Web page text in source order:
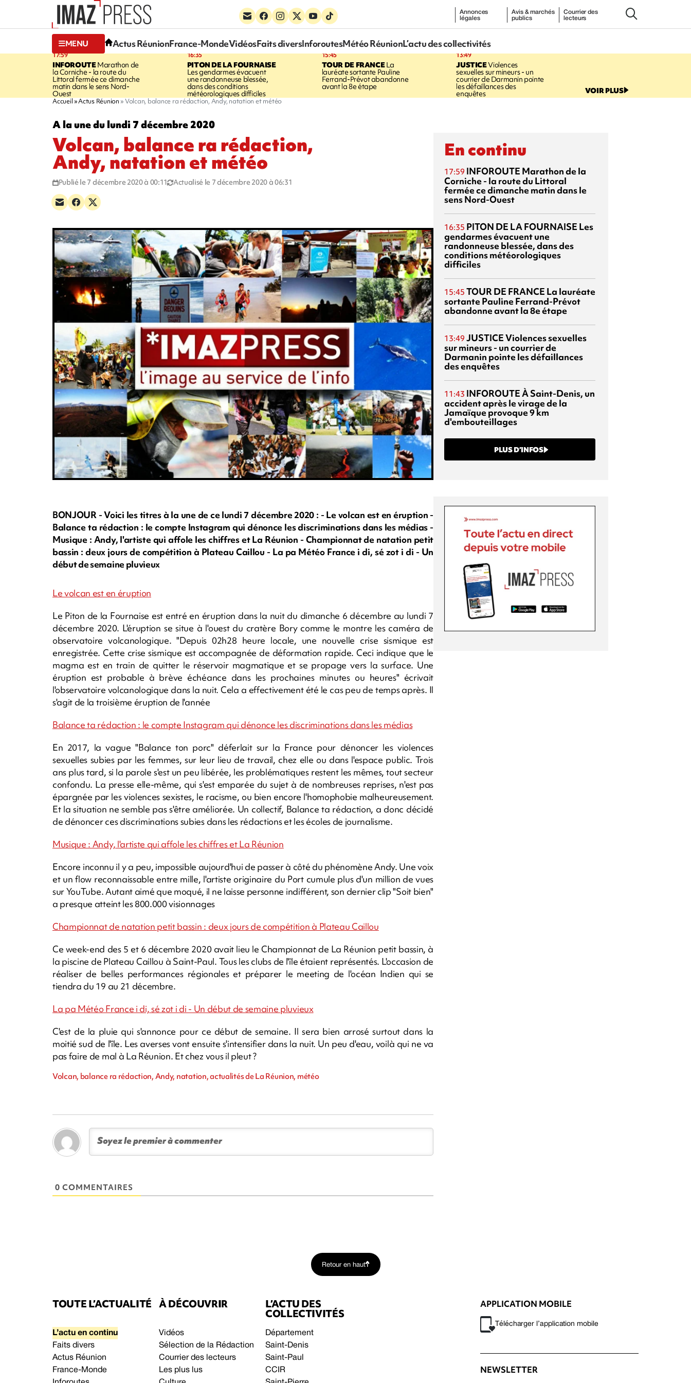
Annonces
légales
Avis & marchés
publics
Courrier des
lecteurs
MENU Actus RéunionFrance-MondeVidéosFaits diversInforoutesMétéo RéunionL’actu des collectivités
17:59
INFOROUTEMarathon de
la Corniche - la route du
Littoral fermée ce dimanche
matin dans le sens Nord-
Ouest
16:35
PITON DE LA FOURNAISE
Les gendarmes évacuent
une randonneuse blessée,
dans des conditions
météorologiques difficiles
15:45
TOUR DE FRANCELa
lauréate sortante Pauline
Ferrand-Prévot abandonne
avant la 8e étape
13:49
JUSTICEViolences
sexuelles sur mineurs - un
courrier de Darmanin pointe
les défaillances des
enquêtes VOIR PLUS
Accueil Actus Réunion Volcan, balance ra rédaction, Andy, natation et météo
A la une du lundi 7 décembre 2020
Volcan, balance ra rédaction,
Andy, natation et météo
Publié le 7 décembre 2020 à 00:11 Actualisé le 7 décembre 2020 à 06:31
BONJOUR - Voici les titres à la une de ce lundi 7 décembre 2020 : - Le volcan est en éruption -
Balance ta rédaction : le compte Instagram qui dénonce les discriminations dans les médias -
Musique : Andy, l'artiste qui affole les chiffres et La Réunion - Championnat de natation petit
bassin : deux jours de compétition à Plateau Caillou - La pa Météo France i di, sé zot i di - Un
début de semaine pluvieux
Le volcan est en éruption
Le Piton de la Fournaise est entré en éruption dans la nuit du dimanche 6 décembre au lundi 7
décembre 2020. L'éruption se situe à l'ouest du cratère Bory comme le montre les caméra de
observatoire volcanologique. "Depuis 02h28 heure locale, une nouvelle crise sismique est
enregistrée. Cette crise sismique est accompagnée de déformation rapide. Ceci indique que le
magma est en train de quitter le réservoir magmatique et se propage vers la surface. Une
éruption est probable à brève échéance dans les prochaines minutes ou heures" écrivait
l'observatoire volcanologique dans la nuit. Cela a effectivement été le cas peu de temps après. Il
s'agit de la troisième éruption de l'année
Balance ta rédaction : le compte Instagram qui dénonce les discriminations dans les médias
En 2017, la vague "Balance ton porc" déferlait sur la France pour dénoncer les violences
sexuelles subies par les femmes, sur leur lieu de travail, chez elle ou dans l'espace public. Trois
ans plus tard, si la parole s'est un peu libérée, les problématiques restent les mêmes, tout secteur
confondu. La presse elle-même, qui s'est emparée du sujet à de nombreuses reprises, n'est pas
épargnée par les violences sexistes, le racisme, ou bien encore l'homophobie malheureusement.
Et la situation ne semble pas s'être améliorée. Un collectif, Balance ta rédaction, a donc décidé
de dénoncer ces discriminations subies dans les rédactions et les écoles de journalisme.
Musique : Andy, l'artiste qui affole les chiffres et La Réunion
Encore inconnu il y a peu, impossible aujourd'hui de passer à côté du phénomène Andy. Une voix
et un flow reconnaissable entre mille, l'artiste originaire du Port cumule plus d'un million de vues
sur YouTube. Autant aimé que moqué, il ne laisse personne indifférent, son dernier clip "Soit bien"
a presque atteint les 800.000 visionnages
Championnat de natation petit bassin : deux jours de compétition à Plateau Caillou
Ce week-end des 5 et 6 décembre 2020 avait lieu le Championnat de La Réunion petit bassin, à
la piscine de Plateau Caillou à Saint-Paul. Tous les clubs de l'île étaient représentés. L'occasion de
réaliser de belles performances régionales et préparer le meeting de l'océan Indien qui se
tiendra du 19 au 21 décembre.
La pa Météo France i di, sé zot i di - Un début de semaine pluvieux
C'est de la pluie qui s'annonce pour ce début de semaine. Il sera bien arrosé surtout dans la
moitié sud de l'île. Les averses vont ensuite s'intensifier dans la nuit. Un peu d'eau, voilà qui ne va
pas faire de mal à La Réunion. Et chez vous il pleut ?
Volcan, balance ra rédaction, Andy, natation, actualités de La Réunion, météo
0 COMMENTAIRES
En continu
17:59 INFOROUTE Marathon de la
Corniche - la route du Littoral
fermée ce dimanche matin dans le
sens Nord-Ouest
16:35 PITON DE LA FOURNAISE Les
gendarmes évacuent une
randonneuse blessée, dans des
conditions météorologiques
difficiles
15:45 TOUR DE FRANCE La lauréate
sortante Pauline Ferrand-Prévot
abandonne avant la 8e étape
13:49 JUSTICEViolences sexuelles
sur mineurs - un courrier de
Darmanin pointe les défaillances
des enquêtes
11:43 INFOROUTEÀ Saint-Denis, un
accident après le virage de la
Jamaïque provoque 9 km
d'embouteillages
PLUS D’INFOS
Retour en haut
TOUTE L’ACTUALITÉ
L’actu en continu
Faits divers
Actus Réunion
France-Monde
À DÉCOUVRIR
Vidéos
Sélection de la Rédaction
Courrier des lecteurs
Les plus lus
L’ACTU DES
COLLECTIVITÉS
Département
Saint-Denis
Saint-Paul
CCIR
APPLICATION MOBILE
Télécharger l’application mobile
NEWSLETTER